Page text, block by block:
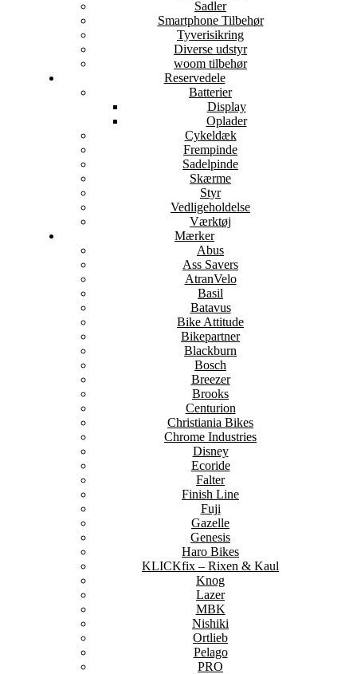
Sadler
Smartphone Tilbehør
Tyverisikring
Diverse udstyr
woom tilbehør
Reservedele
Batterier
Display
Oplader
Cykeldæk
Frempinde
Sadelpinde
Skærme
Styr
Vedligeholdelse
Værktøj
Mærker
Abus
Ass Savers
AtranVelo
Basil
Batavus
Bike Attitude
Bikepartner
Blackburn
Bosch
Breezer
Brooks
Centurion
Christiania Bikes
Chrome Industries
Disney
Ecoride
Falter
Finish Line
Fuji
Gazelle
Genesis
Haro Bikes
KLICKfix – Rixen & Kaul
Knog
Lazer
MBK
Nishiki
Ortlieb
Pelago
PRO